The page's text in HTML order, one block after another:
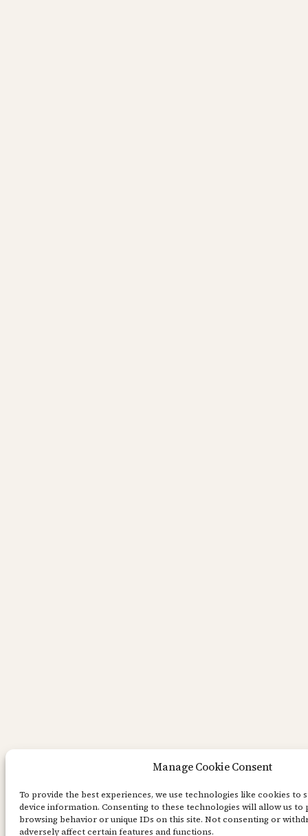
Manage Cookie Consent
To provide the best experiences, we use technologies like cookies to
device information. Consenting to these technologies will allow us to
browsing behavior or unique IDs on this site. Not consenting or
adversely affect certain features and functions.